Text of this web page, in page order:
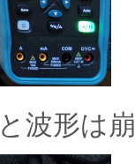
波形は